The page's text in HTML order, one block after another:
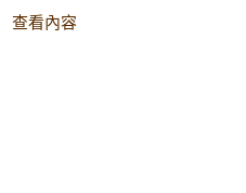
查看內容